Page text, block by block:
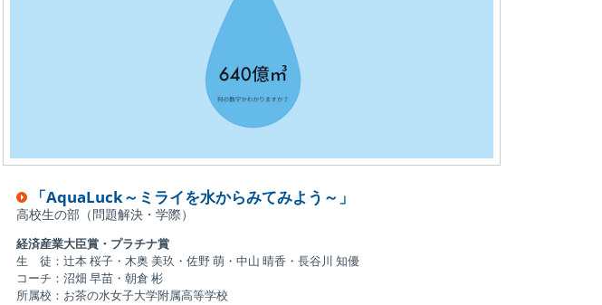
「AquaLuck～ミライを水からみてみよう～」
高校生の部（問題解決・学際）
経済産業大臣賞・プラチナ賞
生 徒：辻本 桜子・木奥 美玖・佐野 萌・中山 晴香・長谷川 知優
コーチ：沼畑 早苗・朝倉 彬
所属校：お茶の水女子大学附属高等学校